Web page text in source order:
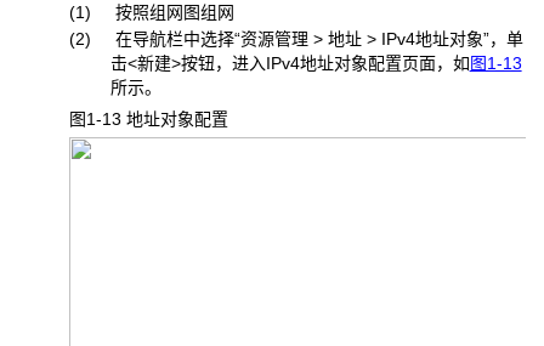
(1) 按照组网图组网
(2) 在导航栏中选择“资源管理 > 地址 > IPv4地址对象”，单
击<新建>按钮，进入IPv4地址对象配置页面，如图1-13
所示。
图1-13 地址对象配置